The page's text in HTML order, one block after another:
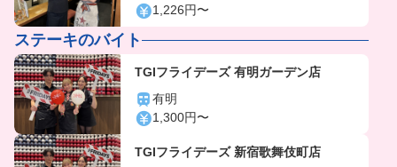
1,226円〜
ステーキのバイト
TGIフライデーズ 有明ガーデン店
有明
1,300円〜
TGIフライデーズ 新宿歌舞伎町店